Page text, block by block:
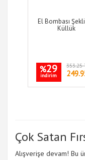
El Bombası
Küllük
%29
indirim
353.25
Çok Satan
Alışverişe devam! Bu